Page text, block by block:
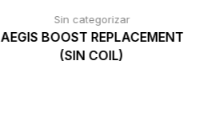
Sin categorizar
AEGIS BOOST REPLACEMENT
(SIN COIL)